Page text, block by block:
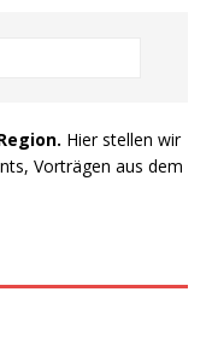
Hier stellen wir
Vorträgen aus dem